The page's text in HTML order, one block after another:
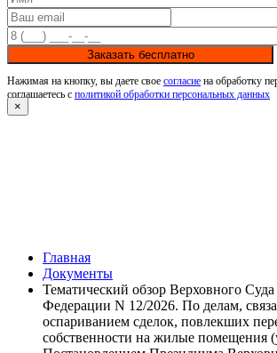
Заказать бесплатно
Нажимая на кнопку, вы даете свое согласие на обработку
соглашаетесь с политикой обработки персональных данных
×
Главная
Документы
Тематический обзор Верховного
Федерации N 12/2026. По делам,
оспариванием сделок, повлекших
собственности на жилые помещения